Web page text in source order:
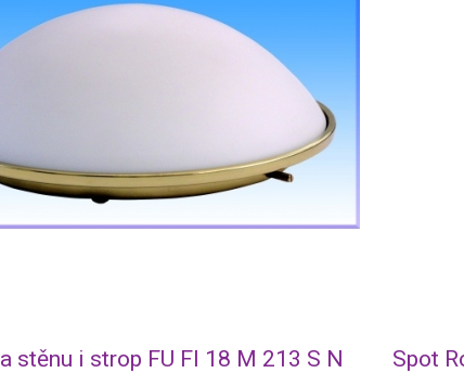
stěnu i strop FU FI 18 M 213 S N